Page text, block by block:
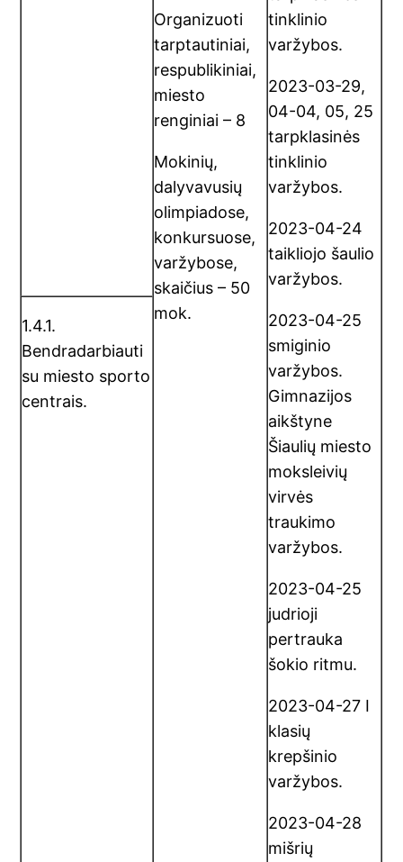
Organizuoti
tarptautiniai,
respublikiniai,
miesto
renginiai – 8
Mokinių,
dalyvavusių
olimpiadose,
konkursuose,
varžybose,
skaičius – 50
mok.
tinklinio
varžybos.
2023-03-29,
04-04, 05, 25
tarpklasinės
tinklinio
varžybos.
2023-04-24
taikliojo šaulio
varžybos.
2023-04-25
smiginio
varžybos.
Gimnazijos
aikštyne
Šiaulių miesto
moksleivių
virvės
traukimo
varžybos.
2023-04-25
judrioji
pertrauka
šokio ritmu.
2023-04-27 I
klasių
krepšinio
varžybos.
2023-04-28
mišrių
1.4.1.
Bendradarbiauti
su miesto sporto
centrais.